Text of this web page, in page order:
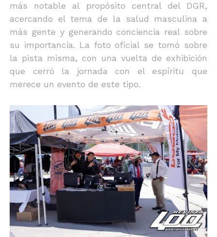
más notable al propósito central del DGR,
acercando el tema de la salud masculina a
más gente y generando conciencia real sobre
su importancia. La foto oficial se tomó sobre
la pista misma, con una vuelta de exhibición
que cerró la jornada con el espíritu que
merece un evento de este tipo.